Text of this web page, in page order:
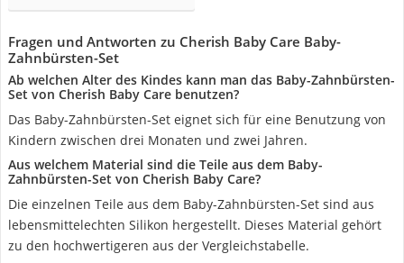
Fragen und Antworten zu Cherish Baby Care Baby-
Zahnbürsten-Set
Ab welchen Alter des Kindes kann man das Baby-Zahnbürsten-
Set von Cherish Baby Care benutzen?
Das Baby-Zahnbürsten-Set eignet sich für eine Benutzung von
Kindern zwischen drei Monaten und zwei Jahren.
Aus welchem Material sind die Teile aus dem Baby-
Zahnbürsten-Set von Cherish Baby Care?
Die einzelnen Teile aus dem Baby-Zahnbürsten-Set sind aus
lebensmittelechten Silikon hergestellt. Dieses Material gehört
zu den hochwertigeren aus der Vergleichstabelle.